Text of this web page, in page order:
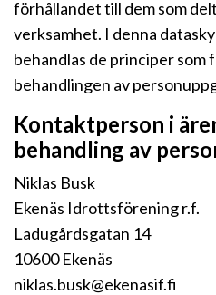
förhållandet till dem som
verksamhet. I denna
behandlas de principer som
behandlingen av
Kontaktperson i
behandling av
Niklas Busk
Ekenäs Idrottsförening r.f.
Ladugårdsgatan 14
10600 Ekenäs
niklas.busk@ekenasif.fi